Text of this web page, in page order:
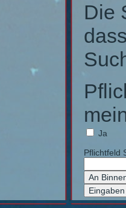
Die
Ja
Pflichtfeld